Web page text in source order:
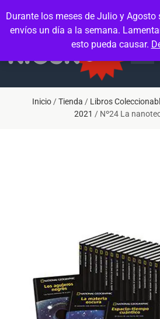
Durante los meses de Julio y Agosto
envíos un día a la semana.
esto pueda causar.
Inicio/Tienda / Libros
2021 / Nº24 La